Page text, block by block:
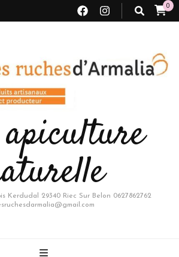
0
Kerdudal 29340 Riec Sur Belon 0627862762